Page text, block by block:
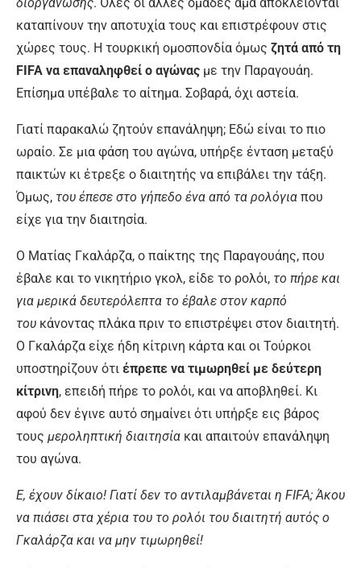
καταπίνουν την αποτυχία τους και επιστρέφουν στις
χώρες τους. Η τουρκική ομοσπονδία όμως ζητά από τη
FIFA να επαναληφθεί ο αγώνας με την Παραγουάη.
Επίσημα υπέβαλε το αίτημα. Σοβαρά, όχι αστεία.
Γιατί παρακαλώ ζητούν επανάληψη; Εδώ είναι το πιο
ωραίο. Σε μια φάση του αγώνα, υπήρξε ένταση μεταξύ
παικτών κι έτρεξε ο διαιτητής να επιβάλει την τάξη.
Όμως, του έπεσε στο γήπεδο ένα από τα ρολόγια που
είχε για την διαιτησία.
Ο Ματίας Γκαλάρζα, ο παίκτης της Παραγουάης, που
έβαλε και το νικητήριο γκολ, είδε το ρολόι, το πήρε και
για μερικά δευτερόλεπτα το έβαλε στον καρπό
του κάνοντας πλάκα πριν το επιστρέψει στον διαιτητή.
Ο Γκαλάρζα είχε ήδη κίτρινη κάρτα και οι Τούρκοι
υποστηρίζουν ότι έπρεπε να τιμωρηθεί με δεύτερη
κίτρινη, επειδή πήρε το ρολόι, και να αποβληθεί. Κι
αφού δεν έγινε αυτό σημαίνει ότι υπήρξε εις βάρος
τους μεροληπτική διαιτησία και απαιτούν επανάληψη
του αγώνα.
Ε, έχουν δίκαιο! Γιατί δεν το αντιλαμβάνεται η FIFA; Άκου
να πιάσει στα χέρια του το ρολόι του διαιτητή αυτός ο
Γκαλάρζα και να μην τιμωρηθεί!